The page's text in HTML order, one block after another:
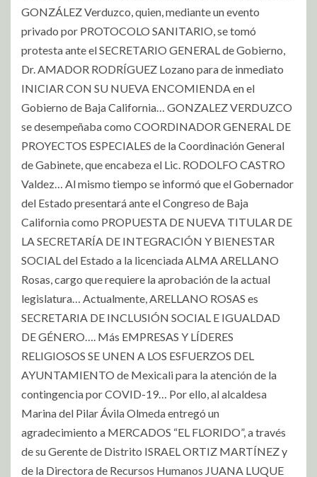
GONZÁLEZ Verduzco, quien, mediante un evento
privado por PROTOCOLO SANITARIO, se tomó
protesta ante el SECRETARIO GENERAL de Gobierno,
Dr. AMADOR RODRÍGUEZ Lozano para de inmediato
INICIAR CON SU NUEVA ENCOMIENDA en el
Gobierno de Baja California… GONZALEZ VERDUZCO
se desempeñaba como COORDINADOR GENERAL DE
PROYECTOS ESPECIALES de la Coordinación General
de Gabinete, que encabeza el Lic. RODOLFO CASTRO
Valdez… Al mismo tiempo se informó que el Gobernador
del Estado presentará ante el Congreso de Baja
California como PROPUESTA DE NUEVA TITULAR DE
LA SECRETARÍA DE INTEGRACIÓN Y BIENESTAR
SOCIAL del Estado a la licenciada ALMA ARELLANO
Rosas, cargo que requiere la aprobación de la actual
legislatura… Actualmente, ARELLANO ROSAS es
SECRETARIA DE INCLUSIÓN SOCIAL E IGUALDAD
DE GÉNERO…. Más EMPRESAS Y LÍDERES
RELIGIOSOS SE UNEN A LOS ESFUERZOS DEL
AYUNTAMIENTO de Mexicali para la atención de la
contingencia por COVID-19… Por ello, al alcaldesa
Marina del Pilar Ávila Olmeda entregó un
agradecimiento a MERCADOS “EL FLORIDO”, a través
de su Gerente de Distrito ISRAEL ORTIZ MARTÍNEZ y
de la Directora de Recursos Humanos JUANA LUQUE